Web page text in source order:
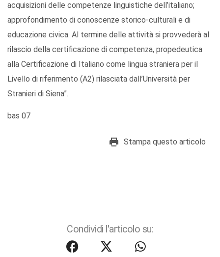
acquisizioni delle competenze linguistiche dell’italiano;
approfondimento di conoscenze storico-culturali e di
educazione civica. Al termine delle attività si provvederà al
rilascio della certificazione di competenza, propedeutica
alla Certificazione di Italiano come lingua straniera per il
Livello di riferimento (A2) rilasciata dall’Università per
Stranieri di Siena”.
bas 07
Stampa questo articolo
Condividi l'articolo su: